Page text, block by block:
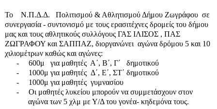
Το Ν.Π.Δ.Δ. Πολιτισμού & Αθλητισμού Δήμου Ζωγράφου σε
συνεργασία - συντονισμό με τους ερασιτέχνες δρομείς του δήμου
μας και τους αθλητικούς συλλόγους ΓΑΣ ΙΛΙΣΟΣ , ΠΑΣ
ΖΩΓΡΑΦΟΥ και ΣΑΠΠΑΖ, διοργανώνει αγώνα δρόμου 5 και 10
χιλιομέτρων καθώς και αγώνες:
-
600μ για μαθητές Α΄, Β΄, Γ΄ δημοτικού
-
1000μ για μαθητές Δ΄, Ε΄, ΣΤ΄ δημοτικού
-
1000μ για μαθητές γυμνασίου
-
Οι μαθητές λυκείου μπορούν να συμμετάσχουν στον
αγώνα των 5 χλμ με Υ/Δ του γονέα- κηδεμόνα τους.